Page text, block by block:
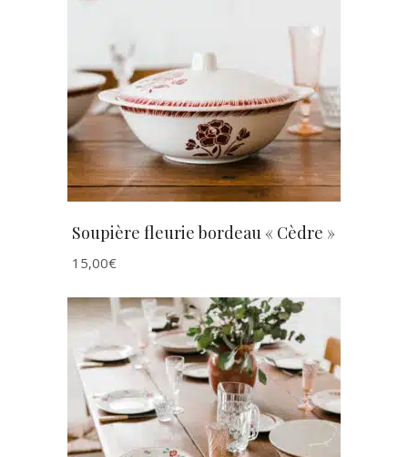
AJOUTER AU PANIER
Soupière fleurie bordeau « Cèdre »
15,00€
AJOUTER AU PANIER